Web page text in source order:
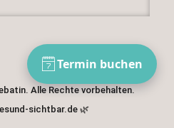
Alle Rechte vorbehalten.
sichtbar.de 🌿